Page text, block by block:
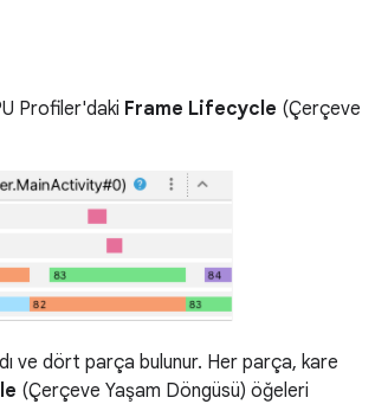
Profiler'daki Frame Lifecycle (Çerçeve
ve dört parça bulunur. Her parça, kare
(Çerçeve Yaşam Döngüsü) öğeleri